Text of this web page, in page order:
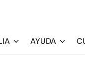
AYUDA